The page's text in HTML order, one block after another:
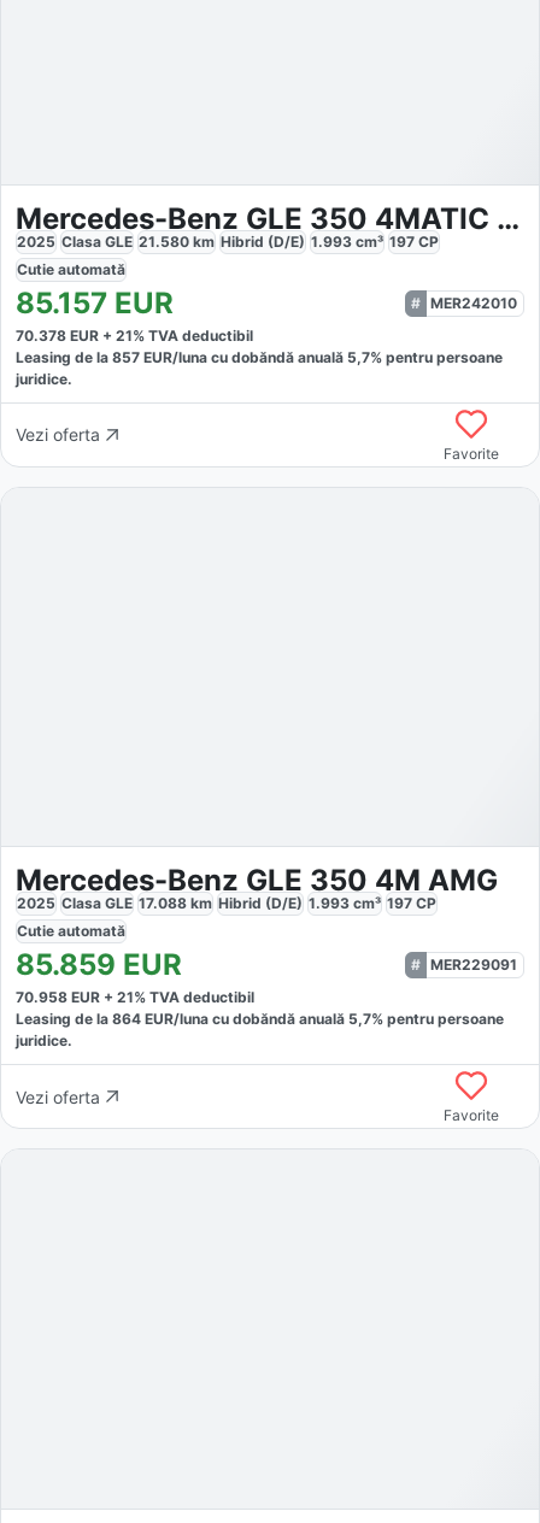
Mercedes-Benz GLE 350 4MATIC AMG PREMIUM 22 Pano AHK
2025 Clasa GLE 21.580 km Hibrid (D/E) 1.993 cm³ 197 CP
Cutie automată
85.157 EUR
MER242010
70.378 EUR + 21% TVA deductibil
Leasing de la 857 EUR/luna cu dobăndă anuală 5,7% pentru persoane
juridice.
Vezi oferta
Favorite
Mercedes-Benz GLE 350 4M AMG
2025 Clasa GLE 17.088 km Hibrid (D/E) 1.993 cm³ 197 CP
Cutie automată
85.859 EUR
MER229091
70.958 EUR + 21% TVA deductibil
Leasing de la 864 EUR/luna cu dobăndă anuală 5,7% pentru persoane
juridice.
Vezi oferta
Favorite